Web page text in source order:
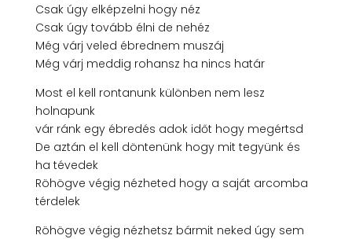
Csak úgy elképzelni hogy néz
Csak úgy tovább élni de nehéz
Még várj veled ébrednem muszáj
Még várj meddig rohansz ha nincs határ
Most el kell rontanunk különben nem lesz
holnapunk
vár ránk egy ébredés adok időt hogy megértsd
De aztán el kell döntenünk hogy mit tegyünk és
ha tévedek
Röhögve végig nézheted hogy a saját arcomba
térdelek
Röhögve végig nézhetsz bármit neked úgy sem